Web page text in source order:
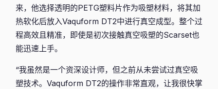
来，他选择透明的PETG塑料片作为吸塑材料，将其加
热软化后放入Vaquform DT2中进行真空成型。整个过
程高效且精准，即使是初次接触真空吸塑的Scarset也
能迅速上手。
“我虽然是一个资深设计师，但之前从未尝试过真空吸
塑技术。Vaquform DT2的操作非常直观，让我很快掌